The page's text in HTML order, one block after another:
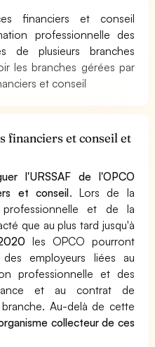
financiers et conseil
professionnelle des
de plusieurs branches
les branches gérées par
et conseil
financiers et conseil et
l'URSSAF de l'OPCO
et conseil. Lors de la
et de la
que au plus tard jusqu'à
les OPCO pourront
employeurs liées au
professionnelle et des
et au contrat de
Au-delà de cette
collecteur de ces